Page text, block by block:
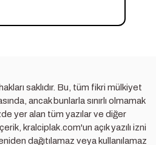
saklıdır. Bu, tüm fikri mülkiyet
ancak bunlarla sınırlı olmamak
yer alan tüm yazılar ve diğer
kralciplak.com'un açık yazılı izni
dağıtılamaz veya kullanılamaz